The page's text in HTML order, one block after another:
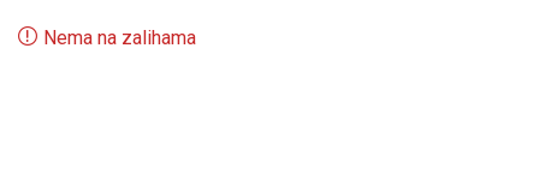
Nema na zalihama